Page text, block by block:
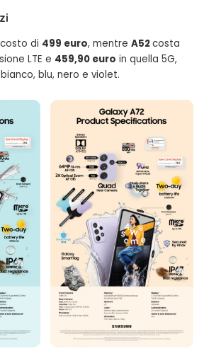
di 499 euro, mentre A52costa
LTE e 459,90 euro in quella 5G,
blu, nero e violet.